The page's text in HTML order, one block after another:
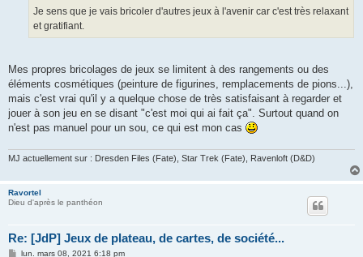
Je sens que je vais bricoler d'autres jeux à l'avenir car c'est très relaxant
et gratifiant.
Mes propres bricolages de jeux se limitent à des rangements ou des
éléments cosmétiques (peinture de figurines, remplacements de pions...),
mais c'est vrai qu'il y a quelque chose de très satisfaisant à regarder et
jouer à son jeu en se disant "c'est moi qui ai fait ça". Surtout quand on
n'est pas manuel pour un sou, ce qui est mon cas
MJ actuellement sur : Dresden Files (Fate), Star Trek (Fate), Ravenloft (D&D)
Ravortel
Dieu d'après le panthéon
Re: [JdP] Jeux de plateau, de cartes, de société...
Mlun. mars 08, 2021 6:18 pm